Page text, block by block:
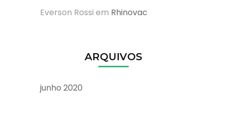
Everson Rossi em Rhinovac
ARQUIVOS
junho 2020